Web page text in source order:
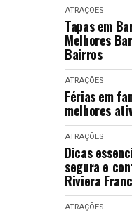
ATRAÇÕES
Tapas em
Melhores
Bairros
ATRAÇÕES
Férias em
melhores
ATRAÇÕES
Dicas
segura e
Riviera
ATRAÇÕES